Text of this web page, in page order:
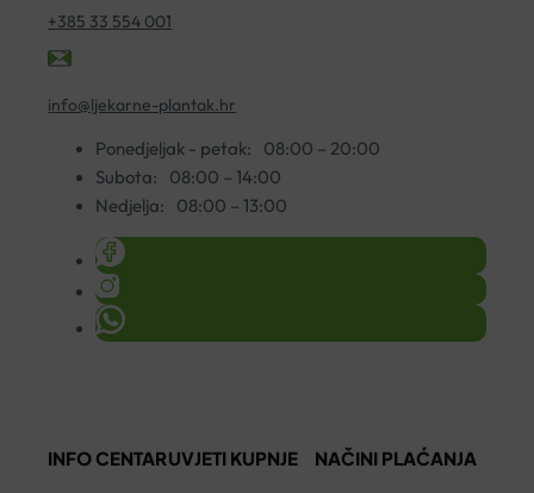
+385 33 554 001
info@ljekarne-plantak.hr
Ponedjeljak - petak:
08:00 – 20:00
Subota:
08:00 – 14:00
Nedjelja:
08:00 – 13:00
INFO CENTARUVJETI KUPNJE NAČINI PLAĆANJA